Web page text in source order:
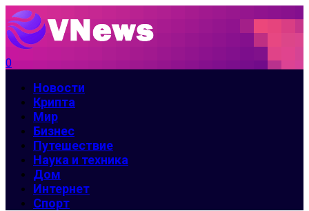
0
Новости
Крипта
Мир
Бизнес
Путешествие
Наука и техника
Дом
Интернет
Спорт